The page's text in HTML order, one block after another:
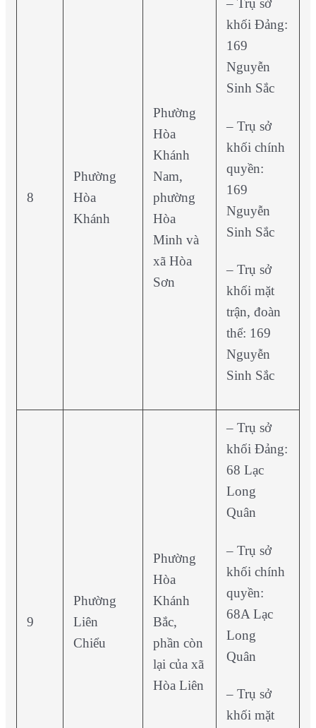
8
Phường
Hòa
Khánh
Phường
Hòa
Khánh
Nam,
phường
Hòa
Minh và
xã Hòa
Sơn
– Trụ sở
khối Đảng:
169
Nguyễn
Sinh Sắc
– Trụ sở
khối chính
quyền:
169
Nguyễn
Sinh Sắc
– Trụ sở
khối mặt
trận, đoàn
thể: 169
Nguyễn
Sinh Sắc
9
Phường
Liên
Chiểu
Phường
Hòa
Khánh
Bắc,
phần còn
lại của xã
Hòa Liên
– Trụ sở
khối Đảng:
68 Lạc
Long
Quân
– Trụ sở
khối chính
quyền:
68A Lạc
Long
Quân
– Trụ sở
khối mặt